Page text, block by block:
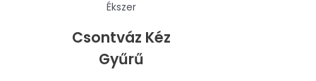
Ékszer
Csontváz Kéz
Gyűrű